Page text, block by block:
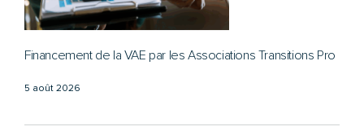
Financement de la VAE par les Associations Transitions Pro
5 août 2026